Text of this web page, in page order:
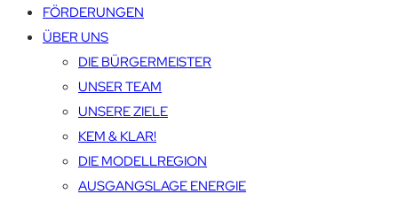
FÖRDERUNGEN
ÜBER UNS
DIE BÜRGERMEISTER
UNSER TEAM
UNSERE ZIELE
KEM & KLAR!
DIE MODELLREGION
AUSGANGSLAGE ENERGIE